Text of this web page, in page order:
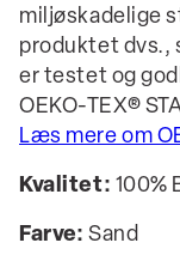
miljøskadelige
produktet dvs.,
er testet og
OEKO-TEX®
Læs mere om
Kvalitet: 100%
Farve: Sand